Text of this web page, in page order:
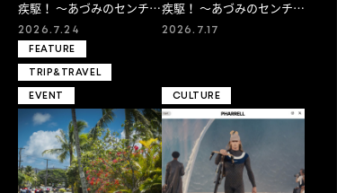
疾駆！ 〜あづみのセンチュ
リーライド2026～（後編）
2026.7.24
疾駆！ 〜あづみのセンチュ
リーライド2026～（前編）
2026.7.17
FEATURE
TRIP&TRAVEL
EVENT CULTURE